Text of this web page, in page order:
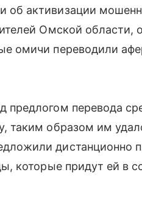
активизации
Омской
омичи переводили
перевода
таким образом им
дистанционно
которые придут ей в